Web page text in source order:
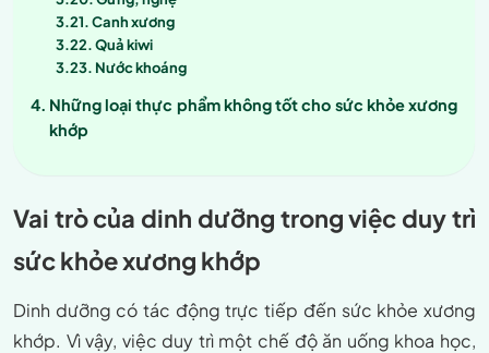
Canh xương
Quả kiwi
Nước khoáng
Những loại thực phẩm không tốt cho sức khỏe xương
khớp
Vai trò của dinh dưỡng trong việc duy trì
sức khỏe xương khớp
Dinh dưỡng có tác động trực tiếp đến sức khỏe xương
khớp. Vì vậy, việc duy trì một chế độ ăn uống khoa học,